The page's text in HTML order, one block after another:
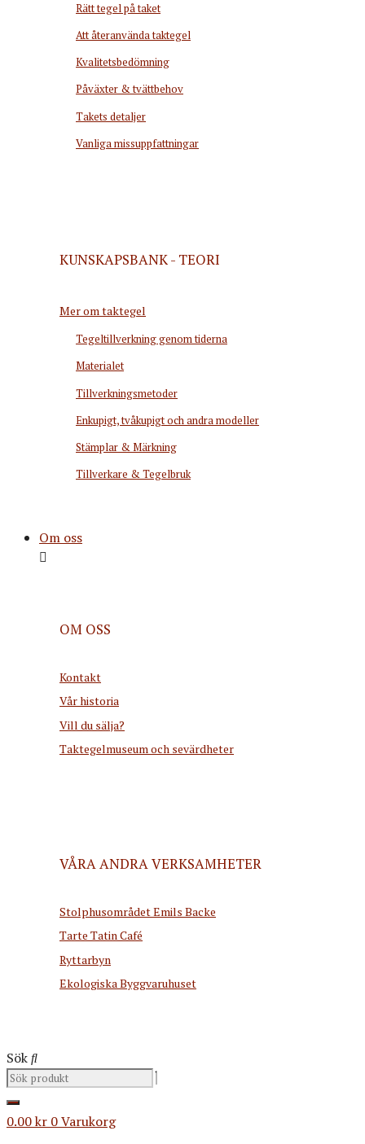
Rätt tegel på taket
Att återanvända taktegel
Kvalitetsbedömning
Påväxter & tvättbehov
Takets detaljer
Vanliga missuppfattningar
KUNSKAPSBANK - TEORI
Mer om taktegel
Tegeltillverkning genom tiderna
Materialet
Tillverkningsmetoder
Enkupigt, tvåkupigt och andra modeller
Stämplar & Märkning
Tillverkare & Tegelbruk
Om oss
OM OSS
Kontakt
Vår historia
Vill du sälja?
Taktegelmuseum och sevärdheter
VÅRA ANDRA VERKSAMHETER
Stolphusområdet Emils Backe
Tarte Tatin Café
Ryttarbyn
Ekologiska Byggvaruhuset
Sök
0.00kr 0Varukorg